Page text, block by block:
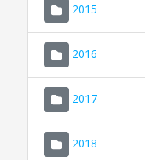
2015
2016
2017
2018